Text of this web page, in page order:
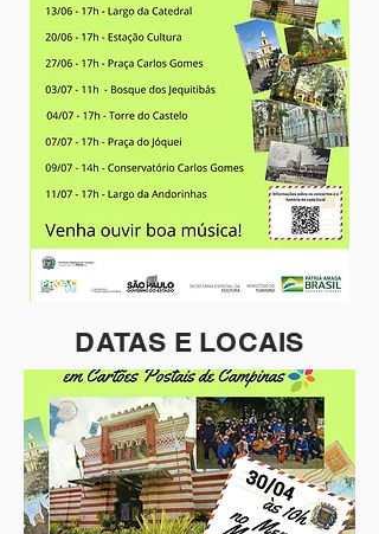
DATAS E LOCAIS